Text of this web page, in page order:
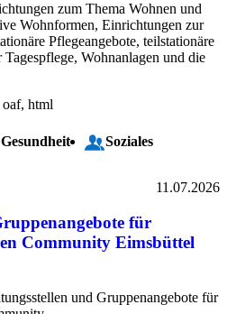
zum Thema Wohnen und
Wohnformen, Einrichtungen zur
Pflegeangebote, teilstationäre
Wohnanlagen und die
html
Gesundheit
Soziales
11.07.2026
für
Community Eimsbüttel
und Gruppenangebote für